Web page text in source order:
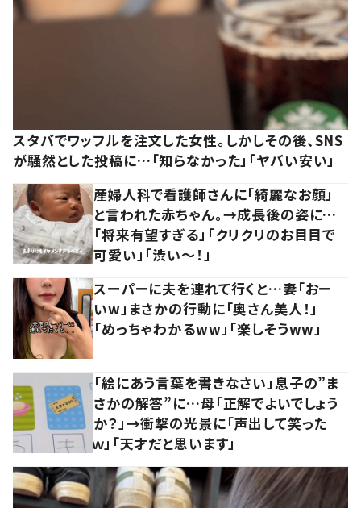
スタバでワッフルを注文した女性。しかしその後、SNS
が騒然とした投稿に…「知らなかった」「ヤバい安い」
産婦人科で看護師さんに「綺麗なお顔」
と言われた赤ちゃん。→成長後の姿に…
「将来有望すぎる」「クリクリのお目目で
可愛い」「渋い～！」
スーパーに夫を連れて行くと…妻「おー
いw」まさかの行動に「奥さん美人！」
「めっちゃわかるww」「楽しそうww」
「絵にあう言葉を書きなさい」息子の”ま
さかの解答”に…母「正解でよいでしょう
か？」→衝撃の光景に「声出して笑った
ｗ」「天才だと思います」